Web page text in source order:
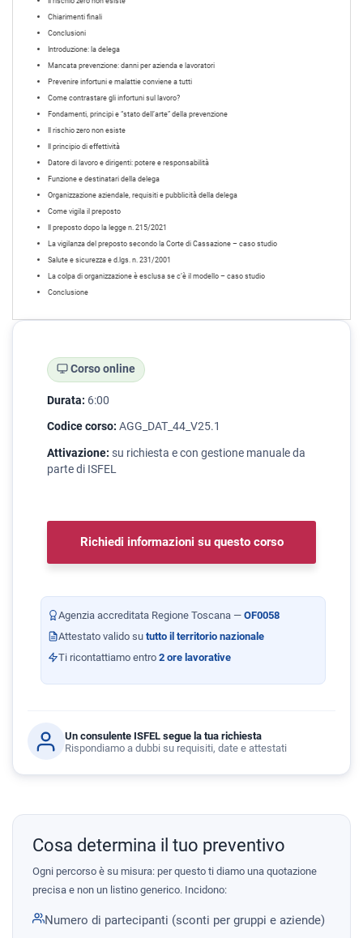
Chiarimenti finali
Conclusioni
Introduzione: la delega
Mancata prevenzione: danni per azienda e lavoratori
Prevenire infortuni e malattie conviene a tutti
Come contrastare gli infortuni sul lavoro?
Fondamenti, principi e “stato dell’arte” della prevenzione
Il rischio zero non esiste
Il principio di effettività
Datore di lavoro e dirigenti: potere e responsabilità
Funzione e destinatari della delega
Organizzazione aziendale, requisiti e pubblicità della delega
Come vigila il preposto
Il preposto dopo la legge n. 215/2021
La vigilanza del preposto secondo la Corte di Cassazione – caso studio
Salute e sicurezza e d.lgs. n. 231/2001
La colpa di organizzazione è esclusa se c’è il modello – caso studio
Conclusione
Corso online
Durata: 6:00
Codice corso: AGG_DAT_44_V25.1
Attivazione: su richiesta e con gestione manuale da
parte di ISFEL
Richiedi informazioni su questo corso
Agenzia accreditata Regione Toscana — OF0058
Attestato valido su tutto il territorio nazionale
Ti ricontattiamo entro 2 ore lavorative
Un consulente ISFEL segue la tua richiesta
Rispondiamo a dubbi su requisiti, date e attestati
Cosa determina il tuo preventivo
Ogni percorso è su misura: per questo ti diamo una quotazione
precisa e non un listino generico. Incidono:
Numero di partecipanti (sconti per gruppi e aziende)